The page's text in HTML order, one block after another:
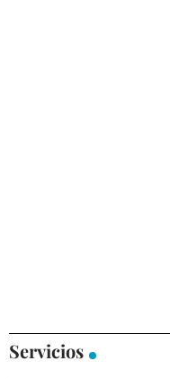
Servicios